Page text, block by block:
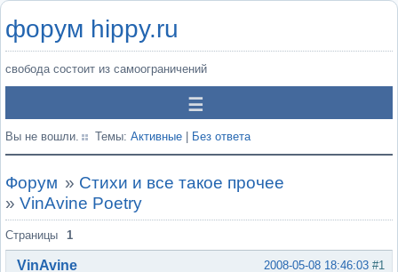
форум hippy.ru
свобода состоит из самоограничений
Вы не вошли. Темы: Активные Без ответа
Форум » Стихи и все такое прочее
» VinAvine Poetry
Страницы 1
#1
2008-05-08 18:46:03
VinAvine